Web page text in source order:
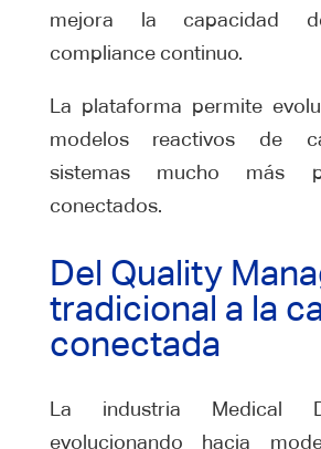
mejora la capacidad
compliance continuo.
La plataforma permite
modelos reactivos de
sistemas mucho más
conectados.
Del Quality
tradicional a la
conectada
La industria Medical
evolucionando hacia